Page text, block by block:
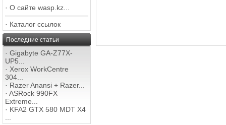
· О сайте wasp.kz...
· Каталог ссылок
Последние статьи
· Gigabyte GA-Z77X-
UP5...
· Xerox WorkCentre
304...
· Razer Anansi + Razer...
· ASRock 990FX
Extreme...
· KFA2 GTX 580 MDT X4